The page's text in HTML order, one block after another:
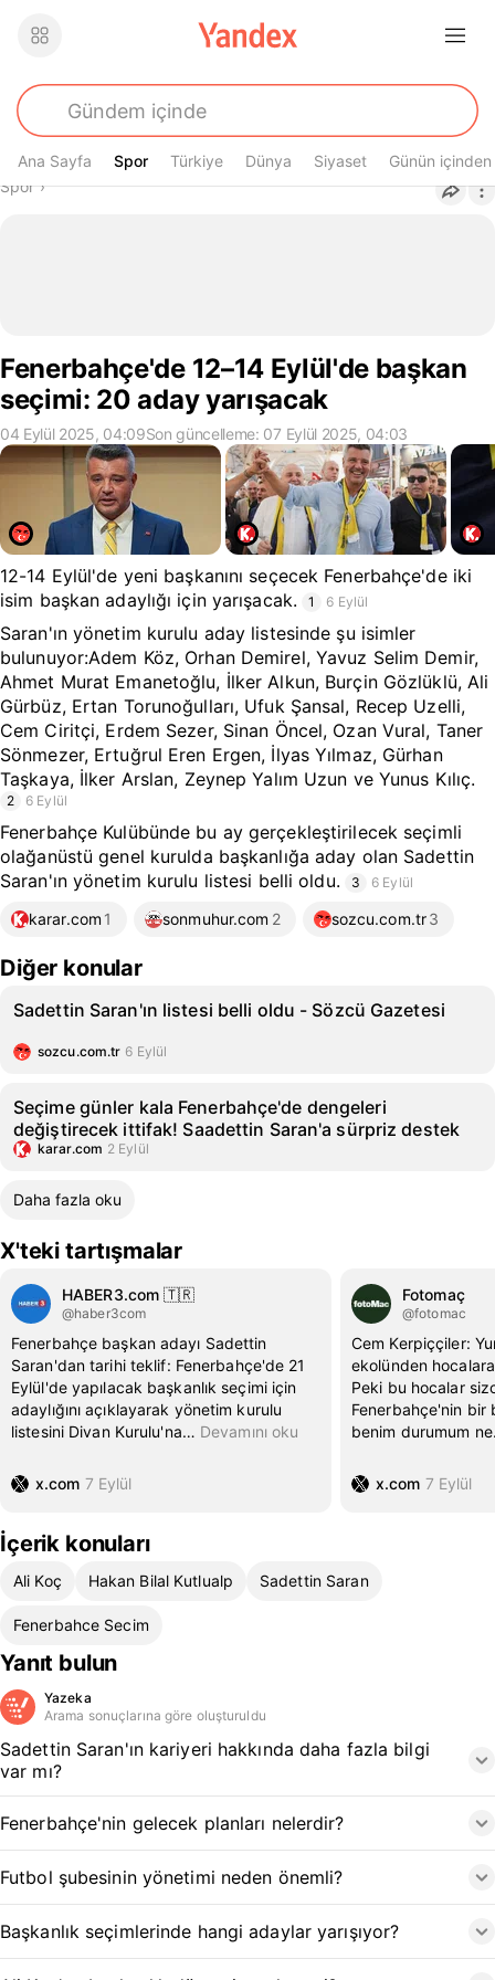
Ana Sayfa Spor
Spor Türkiye Dünya Siyaset Günün içinden
Buradasın
Spor›
Fenerbahçe'de 12–14 Eylül'de başkan
seçimi: 20 aday yarışacak
04 Eylül 2025, 04:09Son güncelleme: 07 Eylül 2025, 04:03
12-14 Eylül'de yeni başkanını seçecek Fenerbahçe'de iki
isim başkan adaylığı için yarışacak.
1 6 Eylül
Saran'ın yönetim kurulu aday listesinde şu isimler
bulunuyor:Adem Köz, Orhan Demirel, Yavuz Selim Demir,
Ahmet Murat Emanetoğlu, İlker Alkun, Burçin Gözlüklü, Ali
Gürbüz, Ertan Torunoğulları, Ufuk Şansal, Recep Uzelli,
Cem Ciritçi, Erdem Sezer, Sinan Öncel, Ozan Vural, Taner
Sönmezer, Ertuğrul Eren Ergen, İlyas Yılmaz, Gürhan
Taşkaya, İlker Arslan, Zeynep Yalım Uzun ve Yunus Kılıç.
2 6 Eylül
Fenerbahçe Kulübünde bu ay gerçekleştirilecek seçimli
olağanüstü genel kurulda başkanlığa aday olan Sadettin
Saran'ın yönetim kurulu listesi belli oldu.
3 6 Eylül
karar.com 1 sonmuhur.com 2 sozcu.com.tr3
Diğer konular
Sadettin Saran'ın listesi belli oldu - Sözcü Gazetesi
sozcu.com.tr 6 Eylül
Seçime günler kala Fenerbahçe'de dengeleri
değiştirecek ittifak! Saadettin Saran'a sürpriz destek
karar.com 2 Eylül
Daha fazla oku
X'teki tartışmalar
HABER3.com 🇹🇷
@haber3com
Fenerbahçe başkan adayı Sadettin
Saran'dan tarihi teklif: Fenerbahçe'de 21
Eylül'de yapılacak başkanlık seçimi için
adaylığını açıklayarak yönetim kurulu
listesini Divan Kurulu'na… Devamını oku
x.com 7 Eylül
Fotomaç
@fotomac
Cem Kerpiççiler:
ekolünden
Peki bu hocalar
Fenerbahçe'nin bir
benim durumum ne
x.com 7 Eylül
İçerik konuları
Ali Koç Hakan Bilal Kutlualp Sadettin Saran
Fenerbahce Secim
Yanıt bulun
Yazeka
Arama sonuçlarına göre oluşturuldu
Sadettin Saran'ın kariyeri hakkında daha fazla bilgi
var mı?
Fenerbahçe'nin gelecek planları nelerdir?
Futbol şubesinin yönetimi neden önemli?
Başkanlık seçimlerinde hangi adaylar yarışıyor?